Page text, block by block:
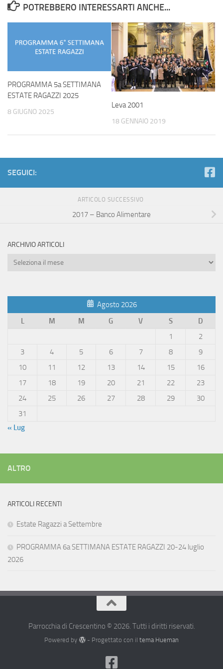
POTREBBERO INTERESSARTI ANCHE...
PROGRAMMA 5a SETTIMANA
ESTATE RAGAZZI 2025
8 GIUGNO 2025
Leva 2001
18 GENNAIO 2019
SEGUICI:
ARTICOLO SUCCESSIVO
2017 – Banco Alimentare
ARCHIVIO ARTICOLI
Archivio
Agosto 2026
L
M M G V S
D
1
2
3
4 5 6 7 8
9
10
11 12 13 14 15
16
17
18 19 20 21 22
23
24
25 26 27 28 29
30
31
« Lug
ALTRO
ARTICOLI RECENTI
Estate Ragazzi a Settembre
PROGRAMMA 6a SETTIMANA ESTATE RAGAZZI 20-24 luglio
2026
Parrocchia di Crescentino © 2026. Tutti i diritti riservati.
Powered by - Progettato con il tema Hueman